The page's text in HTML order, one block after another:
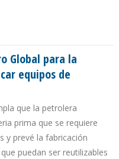
Global para la
equipos de
que la petrolera
prima que se requiere
y prevé la fabricación
puedan ser reutilizables